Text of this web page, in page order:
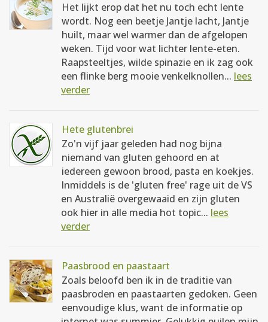
Het lijkt erop dat het nu toch echt lente
wordt. Nog een beetje Jantje lacht, Jantje
huilt, maar wel warmer dan de afgelopen
weken. Tijd voor wat lichter lente-eten.
Raapsteeltjes, wilde spinazie en ik zag ook
een flinke berg mooie venkelknollen... lees
verder
Hete glutenbrei
Zo'n vijf jaar geleden had nog bijna
niemand van gluten gehoord en at
iedereen gewoon brood, pasta en koekjes.
Inmiddels is de 'gluten free' rage uit de VS
en Australië overgewaaid en zijn gluten
ook hier in alle media hot topic... lees
verder
Paasbrood en paastaart
Zoals beloofd ben ik in de traditie van
paasbroden en paastaarten gedoken. Geen
eenvoudige klus, want de informatie op